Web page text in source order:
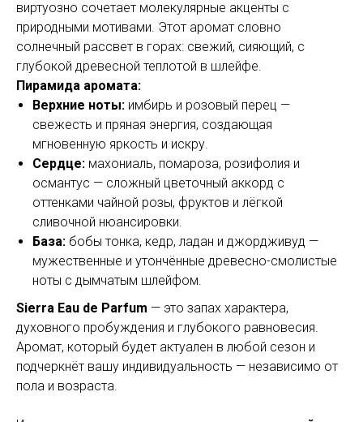
виртуозно сочетает молекулярные акценты с
природными мотивами. Этот аромат словно
солнечный рассвет в горах: свежий, сияющий, с
глубокой древесной теплотой в шлейфе.
Пирамида аромата:
Верхние ноты: имбирь и розовый перец —
свежесть и пряная энергия, создающая
мгновенную яркость и искру.
Сердце: махониаль, помароза, розифолия и
османтус — сложный цветочный аккорд с
оттенками чайной розы, фруктов и лёгкой
сливочной нюансировки.
База: бобы тонка, кедр, ладан и джордживуд —
мужественные и утончённые древесно-смолистые
ноты с дымчатым шлейфом.
Sierra Eau de Parfum — это запах характера,
духовного пробуждения и глубокого равновесия.
Аромат, который будет актуален в любой сезон и
подчеркнёт вашу индивидуальность — независимо от
пола и возраста.